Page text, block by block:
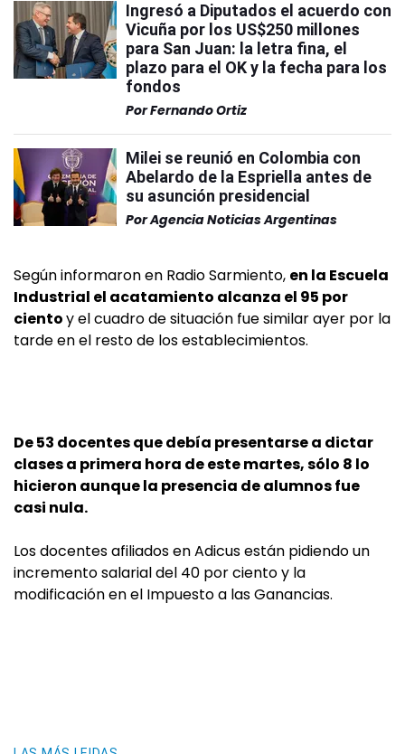
Ingresó a Diputados el acuerdo con
Vicuña por los US$250 millones
para San Juan: la letra fina, el
plazo para el OK y la fecha para los
fondos
PorFernando Ortiz
Milei se reunió en Colombia con
Abelardo de la Espriella antes de
su asunción presidencial
PorAgencia Noticias Argentinas
Según informaron en Radio Sarmiento, en la Escuela
Industrial el acatamiento alcanza el 95 por
cientoy el cuadro de situación fue similar ayer por la
tarde en el resto de los establecimientos.
De 53 docentes que debía presentarse a dictar
clases a primera hora de este martes, sólo 8 lo
hicieron aunque la presencia de alumnos fue
casi nula.
Los docentes afiliados en Adicus están pidiendo un
incremento salarial del 40 por ciento y la
modificación en el Impuesto a las Ganancias.